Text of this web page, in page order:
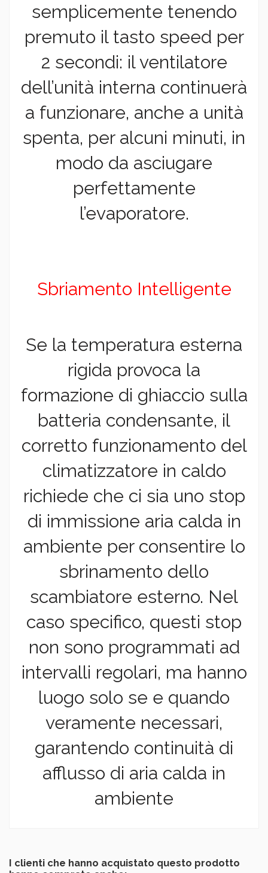
semplicemente tenendo
premuto il tasto speed per
2 secondi: il ventilatore
dell’unità interna continuerà
a funzionare, anche a unità
spenta, per alcuni minuti, in
modo da asciugare
perfettamente
l’evaporatore.
Sbriamento Intelligente
Se la temperatura esterna
rigida provoca la
formazione di ghiaccio sulla
batteria condensante, il
corretto funzionamento del
climatizzatore in caldo
richiede che ci sia uno stop
di immissione aria calda in
ambiente per consentire lo
sbrinamento dello
scambiatore esterno. Nel
caso specifico, questi stop
non sono programmati ad
intervalli regolari, ma hanno
luogo solo se e quando
veramente necessari,
garantendo continuità di
afflusso di aria calda in
ambiente
I clienti che hanno acquistato questo prodotto